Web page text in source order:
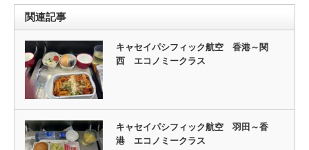
関連記事
キャセイパシフィック航空 香港～関
西 エコノミークラス
キャセイパシフィック航空 羽田～香
港 エコノミークラス